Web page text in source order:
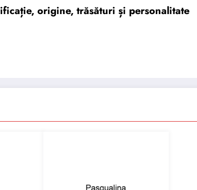
origine, trăsături și personalitate